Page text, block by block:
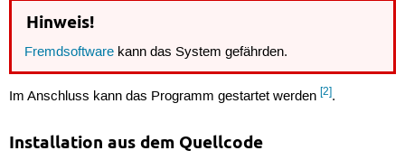
Hinweis!
Fremdsoftware kann das System gefährden.
Im Anschluss kann das Programm gestartet werden [2].
Installation aus dem Quellcode